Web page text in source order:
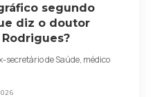
segundo
diz o doutor
secretário de Saúde, médico